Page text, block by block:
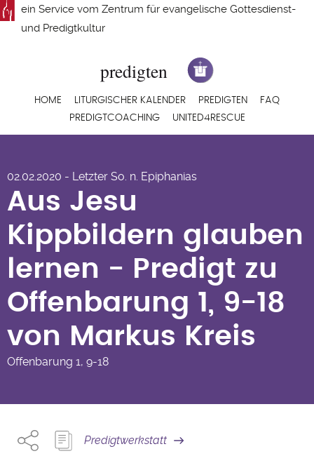
Direkt
zum
ein Service vom Zentrum für evangelische Gottesdienst-
und Predigtkultur
Hauptnavigation
HOME LITURGISCHER KALENDER PREDIGTEN
FAQ
PREDIGTCOACHING
UNITED4RESCUE
glauben lernen -
Predigt zu
Offenbarung 1, 9-18
von Markus Kreis
02.02.2020 - Letzter So. n. Epiphanias
Aus Jesu
Kippbildern glauben
lernen - Predigt zu
Offenbarung 1, 9-18
von Markus Kreis
Offenbarung 1, 9-18
Predigtwerkstatt